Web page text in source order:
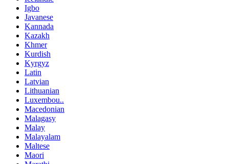
Igbo
Javanese
Kannada
Kazakh
Khmer
Kurdish
Kyrgyz
Latin
Latvian
Lithuanian
Luxembou..
Macedonian
Malagasy
Malay
Malayalam
Maltese
Maori